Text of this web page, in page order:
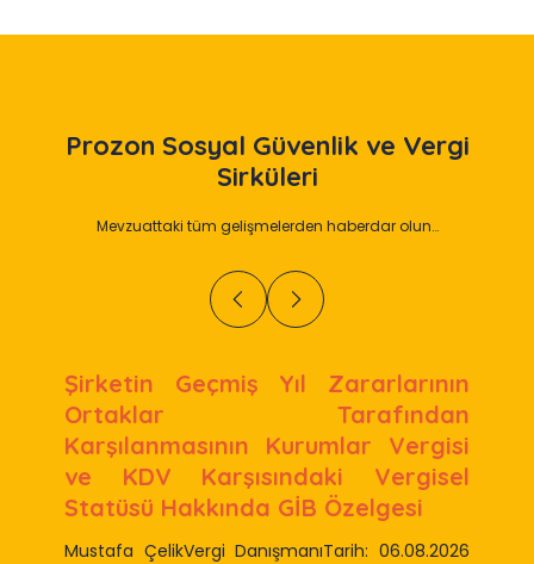
Prozon Sosyal Güvenlik ve Vergi
Sirküleri
Mevzuattaki tüm gelişmelerden haberdar olun…
Şirketin Geçmiş Yıl Zararlarının
Ortaklar Tarafından
Karşılanmasının Kurumlar Vergisi
ve KDV Karşısındaki Vergisel
Statüsü Hakkında GİB Özelgesi
Mustafa ÇelikVergi DanışmanıTarih: 06.08.2026